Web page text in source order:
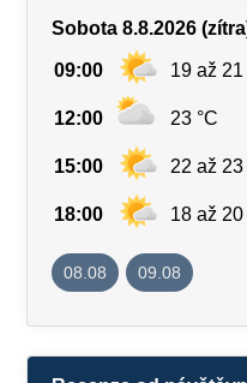
Sobota 8.8.2026
09:00 19 až 21
12:00 23 °C
15:00 22 až 23
18:00 18 až 20
08.08 09.08